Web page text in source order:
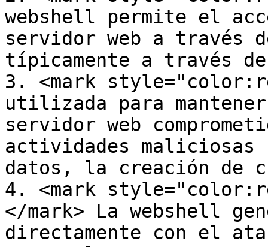
webshell permite el
servidor web a través
típicamente a través
3. <mark
utilizada para
servidor web
actividades
datos, la creación de
4. <mark
</mark> La webshell
directamente con el